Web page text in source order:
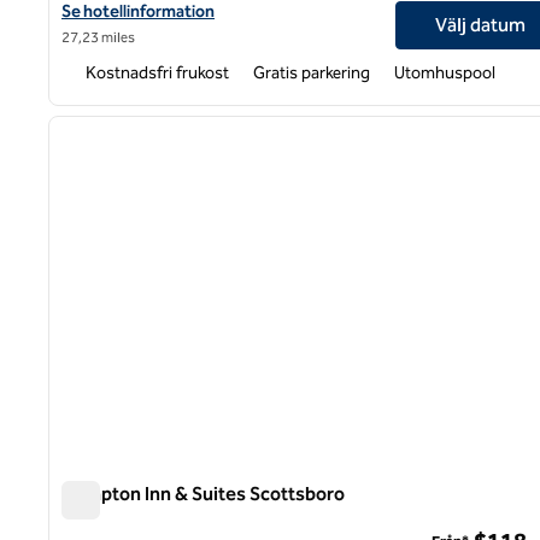
Visa hotelldetaljer för Hampton Inn Huntsville-Arsenal/South
Se hotellinformation
27,23 miles
Välj datum
Kostnadsfri frukost Gratis parkering Utomhuspool
1 av 12
Hampton Inn & Suites Scottsboro